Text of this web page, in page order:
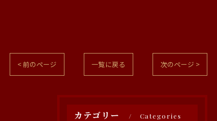
< 前のページ 一覧に戻る 次のページ >
カテゴリー Categories